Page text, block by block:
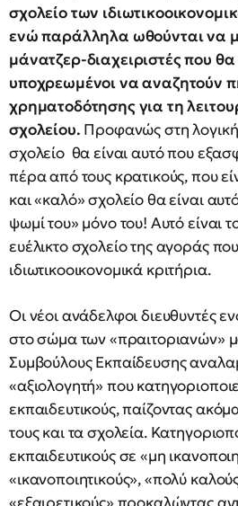
σχολείο των
ενώ παράλληλα ωθούνται να
μάνατζερ-διαχειριστές που θα
υποχρεωμένοι να αναζητούν
χρηματοδότησης για τη
σχολείου. Προφανώς στη
σχολείο θα είναι αυτό που
πέρα από τους κρατικούς, που
και «καλό» σχολείο θα είναι
ψωμί του» μόνο του! Αυτό είναι
ευέλικτο σχολείο της αγοράς
ιδιωτικοοικονομικά κριτήρια.
Οι νέοι ανάδελφοι διευθυντές
στο σώμα των «πραιτοριανών»
Συμβούλους Εκπαίδευσης
«αξιολογητή» που
εκπαιδευτικούς, παίζοντας
τους και τα σχολεία.
εκπαιδευτικούς σε «μη
«ικανοποιητικούς», «πολύ